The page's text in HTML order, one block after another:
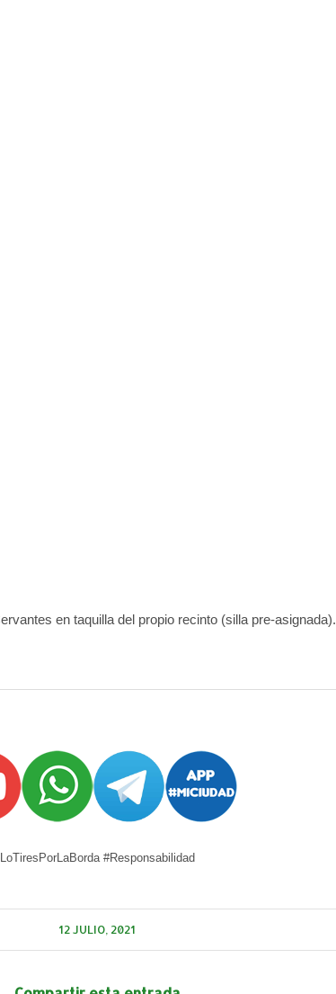
en taquilla del propio recinto (silla pre-asignada).
#Responsabilidad
12 JULIO, 2021